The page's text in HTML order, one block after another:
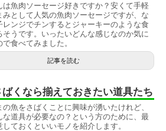
は魚肉ソーセージ好きですか？安くて手軽
みとして人気の魚肉ソーセージですが、な
レンジでチンするとジャーキーのような食
そうです。いったいどんな感じなのか気に
で食べてみました。
記事を読む
くなら揃えておきたい道具たち
の魚をさばくことに興味が湧いたけれど、
な道具が必要なの？という方のために、最
しておくといいモノを紹介します。